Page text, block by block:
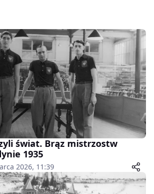
świat. Brąz mistrzostw
1935
2026, 11:39